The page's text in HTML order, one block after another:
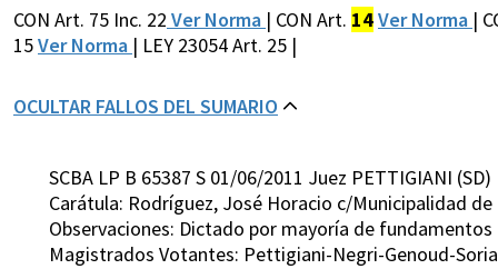
CON Art. 75 Inc. 22 Ver Norma | CON Art. 14Ver Norma |
15Ver Norma | LEY 23054 Art. 25 |
OCULTAR FALLOS DEL SUMARIO
SCBA LP B 65387 S 01/06/2011 Juez PETTIGIANI (SD)
Carátula: Rodríguez, José Horacio c/Municipalidad
Observaciones: Dictado por mayoría de
Magistrados Votantes: Pettigiani-Negri-Genoud-